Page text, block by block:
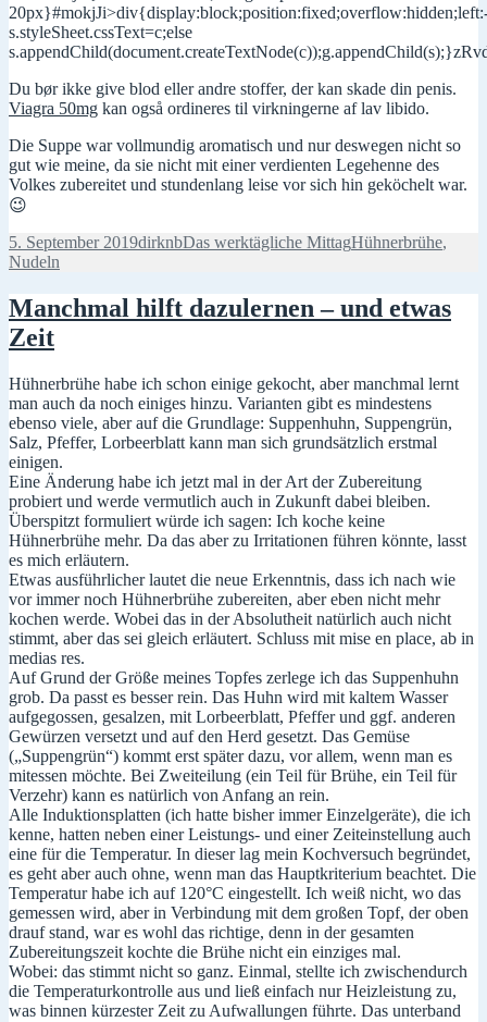
s.styleSheet.cssText=c;else
Du bør ikke give blod eller andre stoffer, der kan skade din penis.
Viagra 50mg kan også ordineres til virkningerne af lav libido.
Die Suppe war vollmundig aromatisch und nur deswegen nicht so
gut wie meine, da sie nicht mit einer verdienten Legehenne des
Volkes zubereitet und stundenlang leise vor sich hin geköchelt war.
😉
Veröffentlicht
am
5. September 2019Autor
dirknbKategorien
Das werktägliche MittagSchlagwörter
Hühnerbrühe,
Nudeln
Manchmal hilft dazulernen – und etwas
Zeit
Hühnerbrühe habe ich schon einige gekocht, aber manchmal lernt
man auch da noch einiges hinzu. Varianten gibt es mindestens
ebenso viele, aber auf die Grundlage: Suppenhuhn, Suppengrün,
Salz, Pfeffer, Lorbeerblatt kann man sich grundsätzlich erstmal
einigen.
Eine Änderung habe ich jetzt mal in der Art der Zubereitung
probiert und werde vermutlich auch in Zukunft dabei bleiben.
Überspitzt formuliert würde ich sagen: Ich koche keine
Hühnerbrühe mehr. Da das aber zu Irritationen führen könnte, lasst
es mich erläutern.
Etwas ausführlicher lautet die neue Erkenntnis, dass ich nach wie
vor immer noch Hühnerbrühe zubereiten, aber eben nicht mehr
kochen werde. Wobei das in der Absolutheit natürlich auch nicht
stimmt, aber das sei gleich erläutert. Schluss mit mise en place, ab in
medias res.
Auf Grund der Größe meines Topfes zerlege ich das Suppenhuhn
grob. Da passt es besser rein. Das Huhn wird mit kaltem Wasser
aufgegossen, gesalzen, mit Lorbeerblatt, Pfeffer und ggf. anderen
Gewürzen versetzt und auf den Herd gesetzt. Das Gemüse
(„Suppengrün“) kommt erst später dazu, vor allem, wenn man es
mitessen möchte. Bei Zweiteilung (ein Teil für Brühe, ein Teil für
Verzehr) kann es natürlich von Anfang an rein.
Alle Induktionsplatten (ich hatte bisher immer Einzelgeräte), die ich
kenne, hatten neben einer Leistungs- und einer Zeiteinstellung auch
eine für die Temperatur. In dieser lag mein Kochversuch begründet,
es geht aber auch ohne, wenn man das Hauptkriterium beachtet. Die
Temperatur habe ich auf 120°C eingestellt. Ich weiß nicht, wo das
gemessen wird, aber in Verbindung mit dem großen Topf, der oben
drauf stand, war es wohl das richtige, denn in der gesamten
Zubereitungszeit kochte die Brühe nicht ein einziges mal.
Wobei: das stimmt nicht so ganz. Einmal, stellte ich zwischendurch
die Temperaturkontrolle aus und ließ einfach nur Heizleistung zu,
was binnen kürzester Zeit zu Aufwallungen führte. Das unterband